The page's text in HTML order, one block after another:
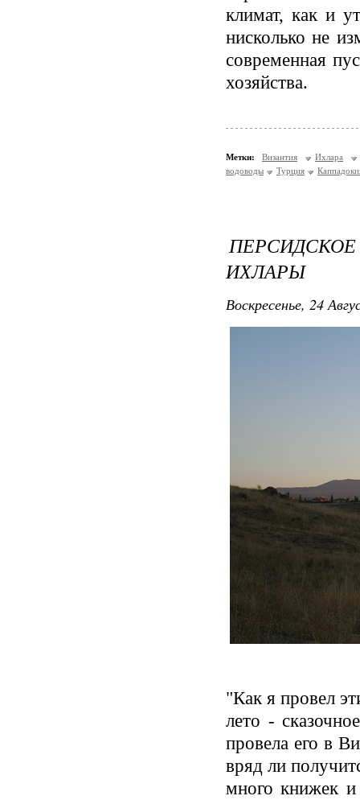
климат, как и
нисколько не
современная
хозяйства.
Метки: Византия
Ихлара
водоводы
Турция
ИХЛАРЫ
Воскресенье, 24
"Как я провел
лето -
провела его в
вряд ли
много книжек и